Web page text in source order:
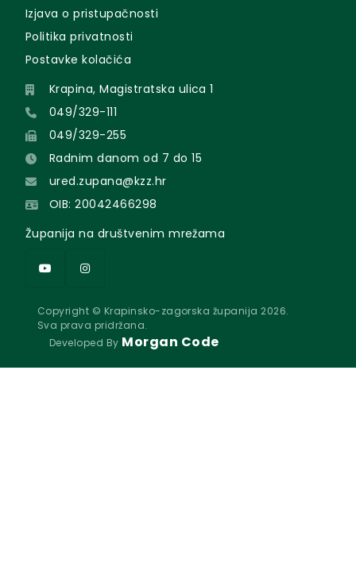
Izjava o pristupačnosti
Politika privatnosti
Postavke kolačića
Krapina, Magistratska ulica 1
049/329-111
049/329-255
Radnim danom od 7 do 15
ured.zupana@kzz.hr
OIB: 20042466298
Županija na društvenim mrežama
Copyright © Krapinsko-zagorska županija 2026.
Sva prava pridržana.
Developed By Morgan Code